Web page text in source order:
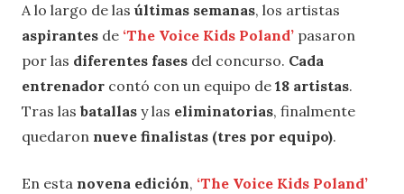
A lo largo de las últimas semanas, los artistas
aspirantes de ‘The Voice Kids Poland’ pasaron
por las diferentes fases del concurso. Cada
entrenador contó con un equipo de 18 artistas.
Tras las batallas y las eliminatorias, finalmente
quedaron nueve finalistas (tres por equipo).
En esta novena edición, ‘The Voice Kids Poland’